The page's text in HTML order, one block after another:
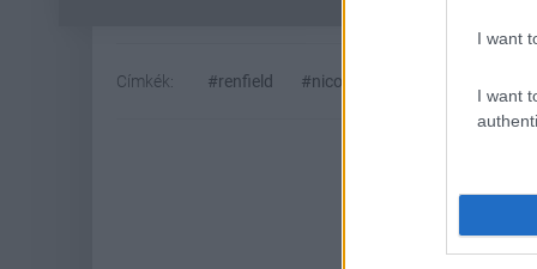
I want
I want
Címkék: #renfield #nicolas cage